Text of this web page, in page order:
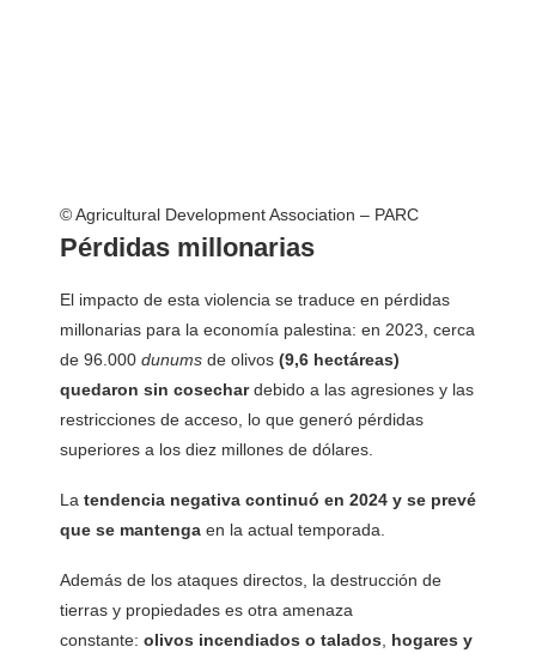
© Agricultural Development Association – PARC
Pérdidas millonarias
El impacto de esta violencia se traduce en pérdidas
millonarias para la economía palestina: en 2023, cerca
de 96.000 dunums de olivos (9,6 hectáreas)
quedaron sin cosechardebido a las agresiones y las
restricciones de acceso, lo que generó pérdidas
superiores a los diez millones de dólares.
La tendencia negativa continuó en 2024 y se prevé
que se mantenga en la actual temporada.
Además de los ataques directos, la destrucción de
tierras y propiedades es otra amenaza
constante: olivos incendiados o talados
hogares y